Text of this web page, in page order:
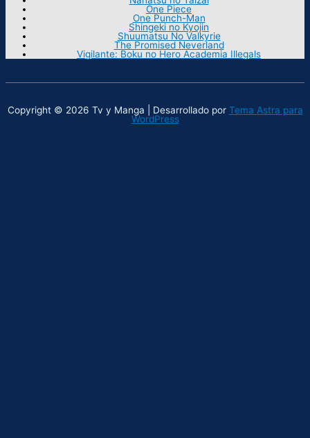
One Piece
One Punch-Man
Shingeki no Kyojin
Shuumatsu No Valkyrie
The Promised Neverland
Vigilante: Boku no Hero Academia Illegals
Copyright © 2026 Tv y Manga | Desarrollado por Tema Astra para
WordPress